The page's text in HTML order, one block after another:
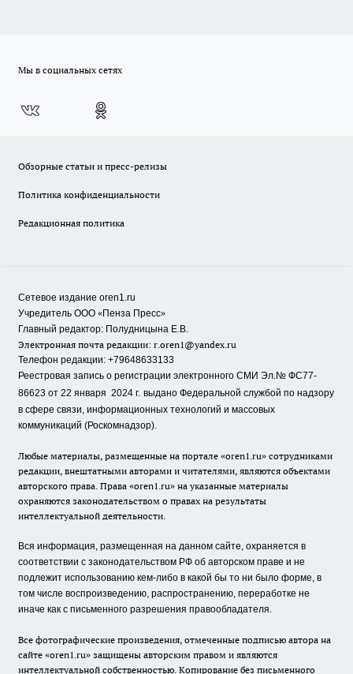
Мы в социальных сетях
Обзорные статьи и пресс-релизы
Политика конфиденциальности
Редакционная политика
Сетевое издание oren1.ru
Учредитель ООО «Пенза Пресс»
Главный редактор: Полудницына Е.В.
Электронная почта редакции: r.oren1@yandex.ru
Телефон редакции: +79648633133
Реестровая запись о регистрации электронного СМИ Эл.№ ФС77-
86623 от 22 января 2024 г. выдано Федеральной службой по надзору
в сфере связи, информационных технологий и массовых
коммуникаций (Роскомнадзор).
Любые материалы, размещенные на портале «oren1.ru» сотрудниками
редакции, внештатными авторами и читателями, являются объектами
авторского права. Права «oren1.ru» на указанные материалы
охраняются законодательством о правах на результаты
интеллектуальной деятельности.
Вся информация, размещенная на данном сайте, охраняется в
соответствии с законодательством РФ об авторском праве и не
подлежит использованию кем-либо в какой бы то ни было форме, в
том числе воспроизведению, распространению, переработке не
иначе как с письменного разрешения правообладателя.
Все фотографические произведения, отмеченные подписью автора на
сайте «oren1.ru» защищены авторским правом и являются
интеллектуальной собственностью. Копирование без письменного